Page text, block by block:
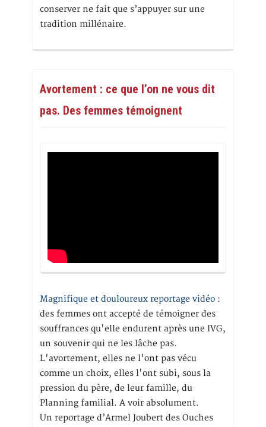
conserver ne fait que s’appuyer sur une
tradition millénaire.
Avortement : ce que l’on ne vous dit
pas. Des femmes témoignent
Magnifique et douloureux reportage vidéo :
des femmes ont accepté de témoigner des
souffrances qu'elle endurent après une IVG,
un souvenir qui ne les lâche pas.
L'avortement, elles ne l'ont pas vécu
comme un choix, elles l'ont subi, sous la
pression du père, de leur famille, du
Planning familial. A voir absolument.
Un reportage d’Armel Joubert des Ouches